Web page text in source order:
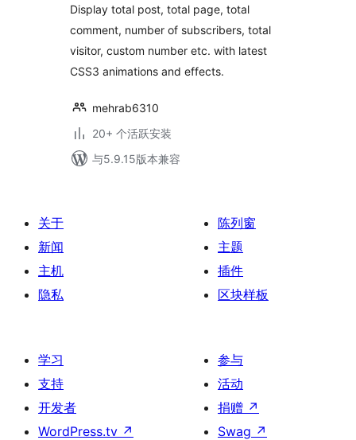
Display total post, total page, total
comment, number of subscribers, total
visitor, custom number etc. with latest
CSS3 animations and effects.
mehrab6310
20+ 个活跃安装
与5.9.15版本兼容
关于
新闻
主机
隐私
陈列窗
主题
插件
区块样板
学习
支持
开发者
WordPress.tv ↗
参与
活动
捐赠 ↗
Swag ↗